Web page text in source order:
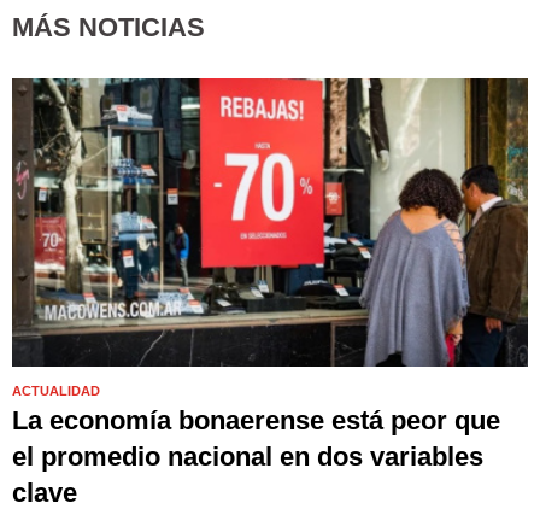
MÁS NOTICIAS
ACTUALIDAD
La economía bonaerense está peor que
el promedio nacional en dos variables
clave